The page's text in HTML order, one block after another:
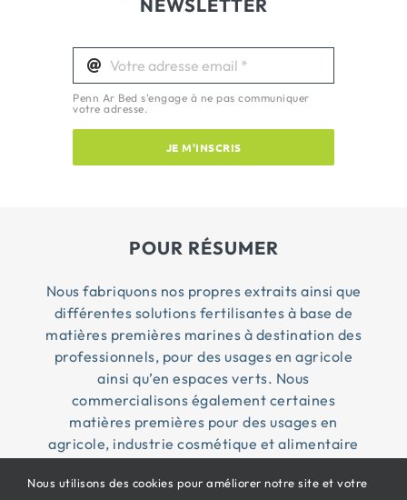
NEWSLETTER
Penn Ar Bed s'engage à ne pas communiquer
votre adresse.
JE M'INSCRIS
POUR RÉSUMER
Nous fabriquons nos propres extraits ainsi que
différentes solutions fertilisantes à base de
matières premières marines à destination des
professionnels, pour des usages en agricole
ainsi qu’en espaces verts. Nous
commercialisons également certaines
matières premières pour des usages en
agricole, industrie cosmétique et alimentaire
Nous utilisons des cookies pour améliorer notre site et votre